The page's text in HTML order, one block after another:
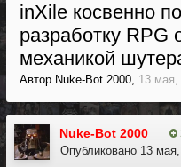
inXile косвенно
разработку RPG
механикой
Автор Nuke-Bot 2000, 13 мая,
Nuke-Bot 2000
Опубликовано 13